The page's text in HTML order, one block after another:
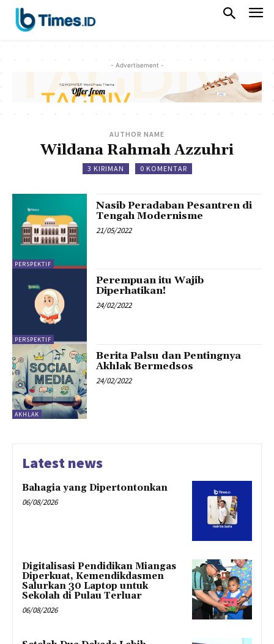
- Advertisement -
AUTHOR NAME
Wildana Rahmah Azzuhri
3 KIRIMAN 0 KOMENTAR
PERSPEKTIF
Nasib Peradaban Pesantren di
Tengah Modernisme
21/05/2022
PERSPEKTIF
Perempuan itu Wajib
Diperhatikan!
24/02/2022
AKHLAK
Berita Palsu dan Pentingnya
Akhlak Bermedsos
24/02/2022
Latest news
Bahagia yang Dipertontonkan
06/08/2026
Digitalisasi Pendidikan Miangas
Diperkuat, Kemendikdasmen
Salurkan 30 Laptop untuk
Sekolah di Pulau Terluar
06/08/2026